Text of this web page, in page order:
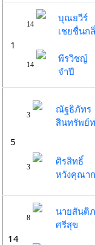
1
14
บุณยวีร์
เชยชื่นก
14
พีรวิชญ์
จำปี
5
3
ณัฐธิภัทร
สินทรัพย์
3
ศิรสิทธิ์
หวังคุณา
14
8
นายสันติ
ศรีสุข